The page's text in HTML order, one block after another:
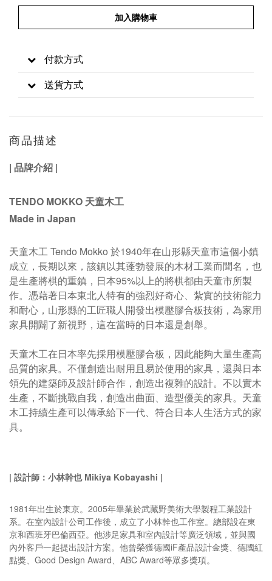
加入購物車
付款方式
送貨方式
商品描述
| 品牌介紹 |
TENDO MOKKO 天童木工
Made in Japan
天童木工 Tendo Mokko 於1940年在山形縣天童市這個小鎮
成立，長期以來，該鎮以其蓬勃發展的木材工業而聞名，也
是生產將棋的重鎮，日本95%以上的將棋都由天童市所製
作。 憑藉著日本東北人特有的強烈好奇心、紮實的技術能力
和耐心，山形縣的工匠職人開發出模壓膠合板技術，為家用
家具開闢了新視野，這在當時的日本還是創舉。
天童木工在日本率先採用模壓膠合板，因此能夠大量生產高
品質的家具。不僅創造出耐用且易於使用的家具，還與日本
領先的建築師及設計師合作，創造出複雜的設計。不以實木
生產，不斷挑戰自我，創造出曲面、造型優美的家具。 天童
木工持續生產可以傳承給下一代、符合日本人生活方式的家
具。
| 設計師：小林幹也 Mikiya Kobayashi |
1981年出生於東京。2005年畢業於武藏野美術大學製程工業設計
系。在室內設計公司工作後，成立了小林幹也工作室。總部設在東
京和西班牙巴倫西亞。他涉足家具和室內設計等廣泛領域，並與國
內外客戶一起提出設計方案。他曾榮獲德國iF產品設計金獎、德國紅
點獎、Good Design Award、ABC Award等眾多獎項。